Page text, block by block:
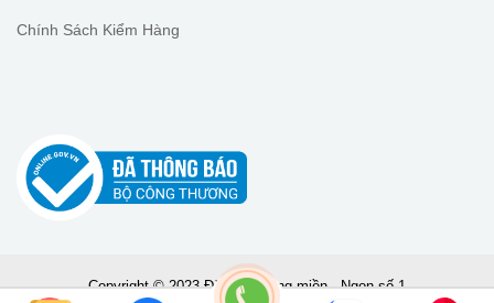
Chính Sách Kiểm Hàng
Copyright © 2023 Đặc sản vùng miền - Ngon số 1